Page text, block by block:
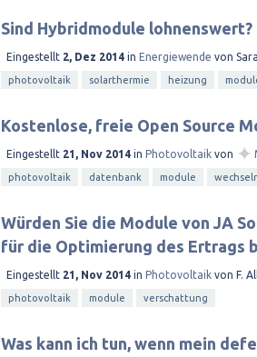
Sind Hybridmodule lohnenswert?
Eingestellt 2, Dez 2014 in Energiewende von
photovoltaik solarthermie heizung
Kostenlose, freie Open Source
Eingestellt 21, Nov 2014 in Photovoltaik von ✦
photovoltaik datenbank module
Würden Sie die Module von JA
für die Optimierung des Ertrags
Eingestellt 21, Nov 2014 in Photovoltaik von F.
photovoltaik module verschattung
Was kann ich tun, wenn mein